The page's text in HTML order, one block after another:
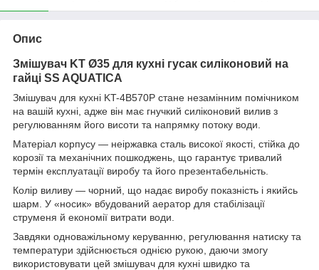
Опис
Змішувач KT Ø35 для кухні гусак силіконовий на
гайці SS AQUATICA
Змішувач для кухні KT-4B570P стане незамінним помічником
на вашій кухні, адже він має гнучкий силіконовий вилив з
регулюванням його висоти та напрямку потоку води.
Матеріал корпусу — неіржавка сталь високої якості, стійка до
корозії та механічних пошкоджень, що гарантує тривалий
термін експлуатації виробу та його презентабельність.
Колір виливу — чорний, що надає виробу показність і якийсь
шарм. У «носик» вбудований аератор для стабілізації
струменя й економії витрати води.
Завдяки одноважільному керуванню, регулювання натиску та
температури здійснюється однією рукою, даючи змогу
використовувати цей змішувач для кухні швидко та